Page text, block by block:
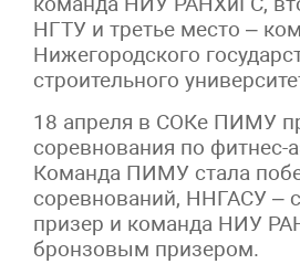
НГТУ и третье место –
Нижегородского
строительного
18 апреля в СОКе ПИМУ
соревнования по фитнес-
Команда ПИМУ стала
соревнований, ННГАСУ –
призер и команда НИУ
бронзовым призером.